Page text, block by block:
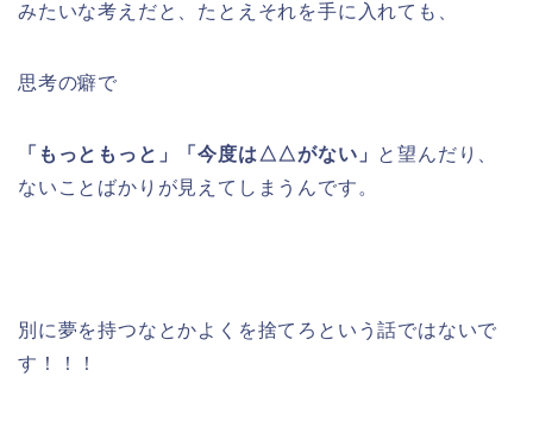
みたいな考えだと、たとえそれを手に入れても、
思考の癖で
「もっともっと」「今度は△△がない」 と望んだり、
ないことばかりが見えてしまうんです。
別に夢を持つなとかよくを捨てろという話ではないで
す！！！